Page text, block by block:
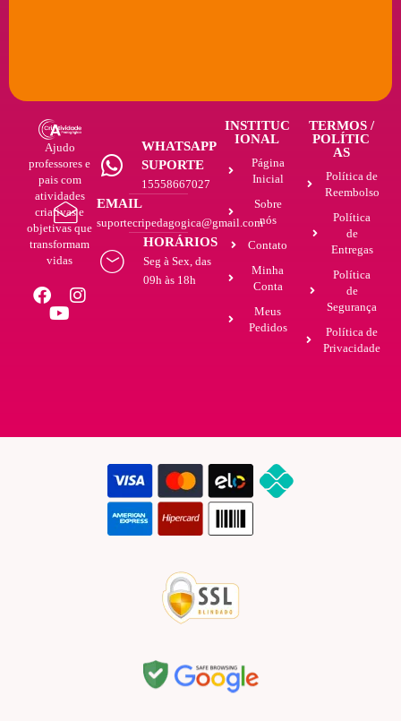
Ajudo
professores e
pais com
atividades
criativas e
objetivas que
transformam
vidas
WHATSAPP
SUPORTE
15558667027
EMAIL
suportecripedagogica@gmail.com
HORÁRIOS
Seg à Sex, das
09h às 18h
INSTITUC
IONAL
Página
Inicial
Sobre
nós
Contato
Minha
Conta
Meus
Pedidos
TERMOS /
POLÍTIC
AS
Política de
Reembolso
Política
de
Entregas
Política
de
Segurança
Política de
Privacidade